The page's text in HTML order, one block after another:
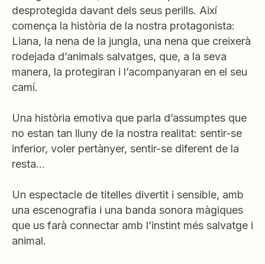
desprotegida davant dels seus perills. Així
comença la història de la nostra protagonista:
Liana, la nena de la jungla, una nena que creixerà
rodejada d’animals salvatges, que, a la seva
manera, la protegiran i l’acompanyaran en el seu
camí.
Una història emotiva que parla d’assumptes que
no estan tan lluny de la nostra realitat: sentir-se
inferior, voler pertànyer, sentir-se diferent de la
resta…
Un espectacle de titelles divertit i sensible, amb
una escenografia i una banda sonora màgiques
que us farà connectar amb l’instint més salvatge i
animal.